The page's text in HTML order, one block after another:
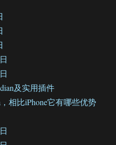
及实用插件
相比iPhone它有哪些优势